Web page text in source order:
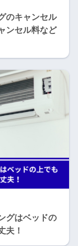
のキャンセル
ンセル料など
グはベッドの
夫！